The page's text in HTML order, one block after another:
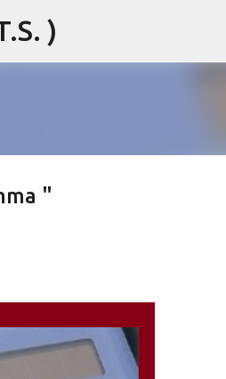
principali
)
"